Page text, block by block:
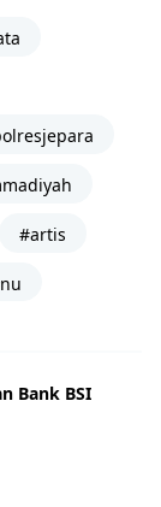
#artis
Piala UMY 2026 UAD Taklukan Bank BSI